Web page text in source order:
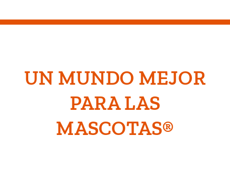
UN MUNDO MEJOR
PARA LAS
MASCOTAS®